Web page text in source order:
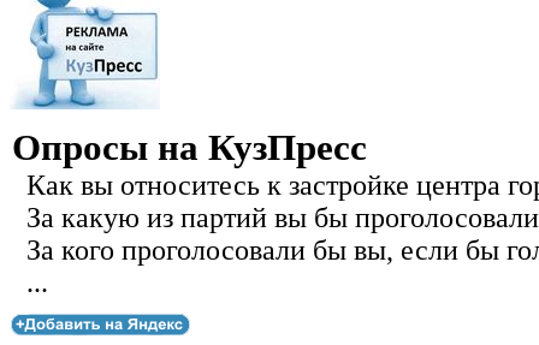
Опросы на КузПресс
Как вы относитесь к застройке центра
За какую из партий вы бы
За кого проголосовали бы вы, если бы
...